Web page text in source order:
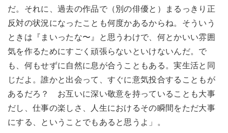
だ。それに、過去の作品で（別の俳優と）まるっきり正
反対の状況になったことも何度かあるからね。そういう
ときは『まいったな〜』と思うわけで、何とかいい雰囲
気を作るためにすごく頑張らないといけないんだ。で
も、何もせずに自然に息が合うこともある。実生活と同
じだよ。誰かと出会って、すぐに意気投合することもが
あるだろ？ お互いに深い敬意を持っていることも大事
だし、仕事の楽しさ、人生におけるその瞬間をただ大事
にする、ということでもあると思うよ」。